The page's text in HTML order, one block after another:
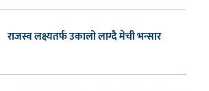
राजस्व लक्ष्यतर्फ उकालो लाग्दै मेची भन्सार